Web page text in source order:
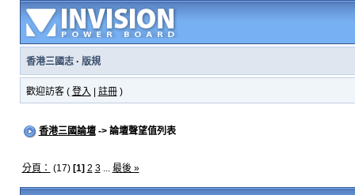
香港三國志· 版規
歡迎訪客 ( 登入 註冊)
香港三國論壇-> 論壇聲望值列表
分頁： (17) [1] 2 3... 最後 »